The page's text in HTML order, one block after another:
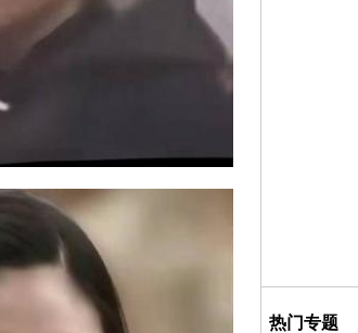
热门专题